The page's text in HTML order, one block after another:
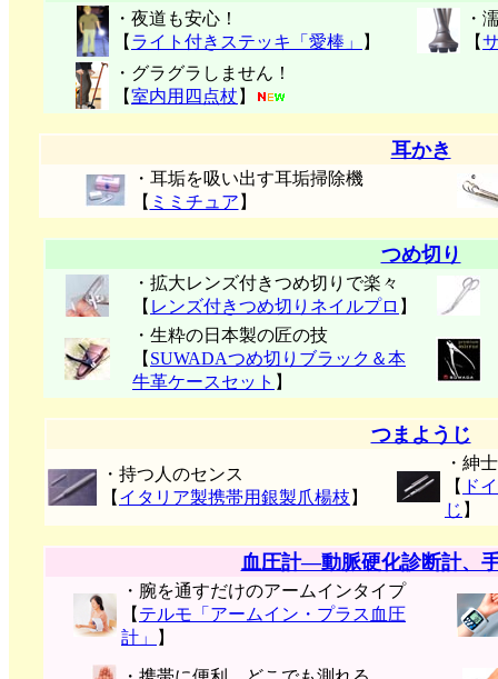
・夜道も安心！
【 ライト付きステッキ「愛棒」 】
・
【
・グラグラしません！
【室内用四点杖 】
耳かき
・耳垢を吸い出す耳垢掃除機
【 ミミチュア 】
つめ切り
・拡大レンズ付きつめ切りで楽々
【 レンズ付きつめ切りネイルプロ 】
・生粋の日本製の匠の技
【 SUWADAつめ切りブラック＆本
牛革ケースセット 】
つまようじ
・持つ人のセンス
【 イタリア製携帯用銀製爪楊枝 】
・紳
【 ド
じ 】
血圧計―動脈硬化診断計、
・腕を通すだけのアームインタイプ
【 テルモ「アームイン・プラス血圧
計」
】